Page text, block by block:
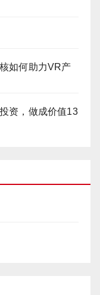
如何助力VR产
资，做成价值13